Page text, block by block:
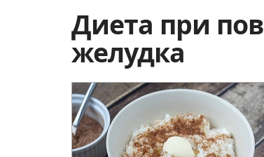
Диета при
желудка